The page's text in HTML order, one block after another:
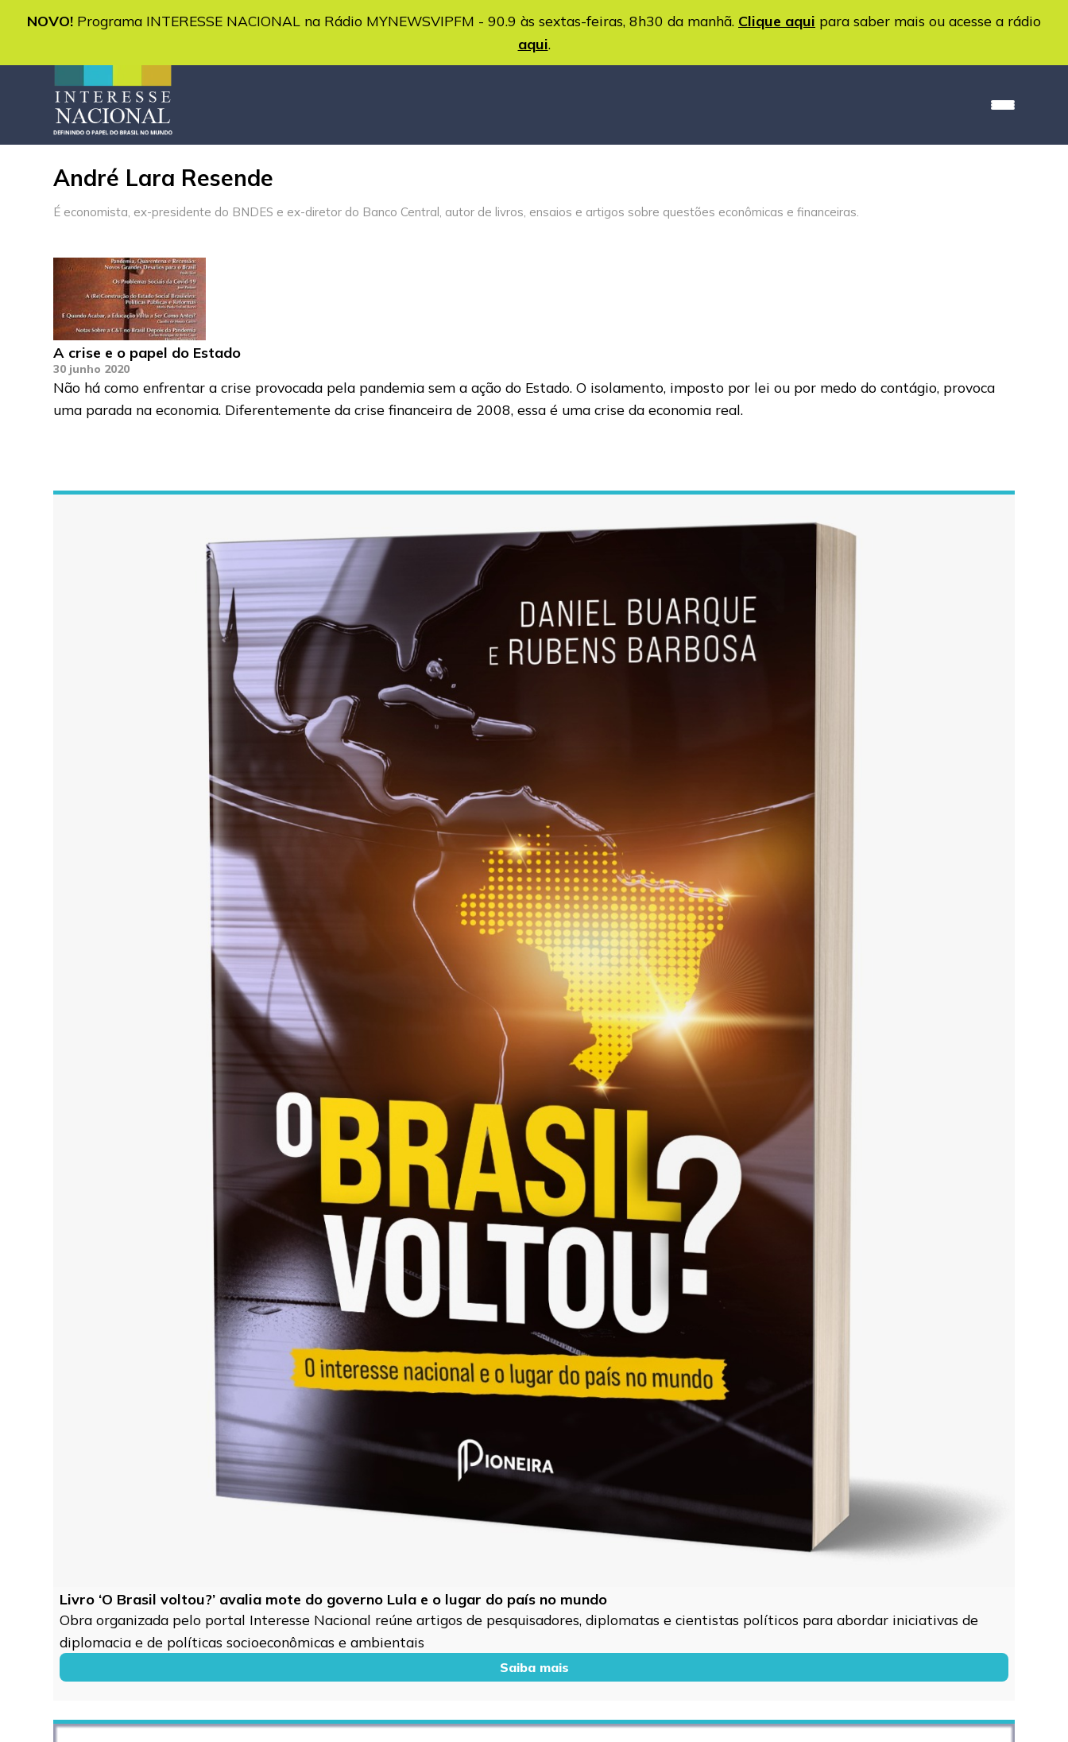
NOVO! Programa INTERESSE NACIONAL na Rádio MYNEWSVIPFM - 90.9 às sextas-feiras, 8h30 da manhã. Clique aqui para saber mais ou acesse a rádio
aqui.
André Lara Resende
É economista, ex-presidente do BNDES e ex-diretor do Banco Central, autor de livros, ensaios e artigos sobre questões econômicas e financeiras.
A crise e o papel do Estado
30 junho 2020
Não há como enfrentar a crise provocada pela pandemia sem a ação do Estado. O isolamento, imposto por lei ou por medo do contágio, provoca
uma parada na economia. Diferentemente da crise financeira de 2008, essa é uma crise da economia real.
Livro ‘O Brasil voltou?’ avalia mote do governo Lula e o lugar do país no mundo
Obra organizada pelo portal Interesse Nacional reúne artigos de pesquisadores, diplomatas e cientistas políticos para abordar iniciativas de
diplomacia e de políticas socioeconômicas e ambientais
Saiba mais